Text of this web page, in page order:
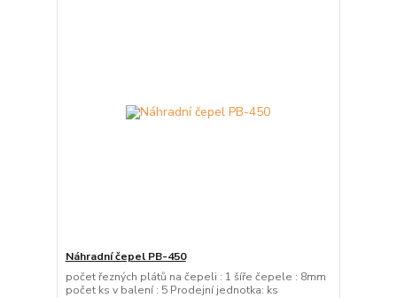
Náhradní čepel PB-450
počet řezných plátů na čepeli : 1 šíře čepele : 8mm
počet ks v balení : 5 Prodejní jednotka: ks